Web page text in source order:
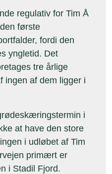
regulativ for Tim Å
første
fordi den
yngletid. Det
tre årlige
ingen af dem ligger i
i
at have den store
i udløbet af Tim
primært er
i Stadil Fjord.